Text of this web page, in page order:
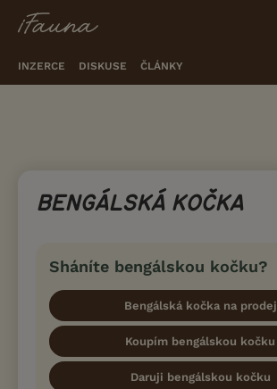
INZERCE DISKUSE ČLÁNKY
BENGÁLSKÁ KOČKA
Sháníte bengálskou kočku?
Bengálská kočka na prodej
Koupím bengálskou kočku
Daruji bengálskou kočku